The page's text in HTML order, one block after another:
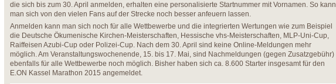
die sich bis zum 30. April anmelden, erhalten eine personalisierte Startnummer mit Vornamen. So kann
man sich von den vielen Fans auf der Strecke noch besser anfeuern lassen.
Anmelden kann man sich noch für alle Wettbewerbe und die integrierten Wertungen wie zum Beispiel
die Deutsche Ökumenische Kirchen-Meisterschaften, Hessische vhs-Meisterschaften, MLP-Uni-Cup,
Raiffeisen Azubi-Cup oder Polizei-Cup. Nach dem 30. April sind keine Online-Meldungen mehr
möglich. Am Veranstaltungswochenende, 15. bis 17. Mai, sind Nachmeldungen (gegen Zusatzgebühr)
ebenfalls für alle Wettbewerbe noch möglich. Bisher haben sich ca. 8.600 Starter insgesamt für den
E.ON Kassel Marathon 2015 angemeldet.